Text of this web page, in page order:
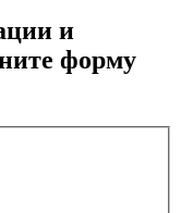
и
форму